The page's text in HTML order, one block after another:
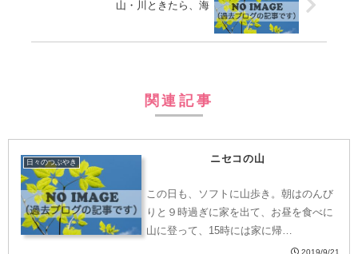
山・川ときたら、海
関連記事
日々のつぶやき ニセコの山
この日も、ソフトに山歩き。朝はのんび
りと９時過ぎに家を出て、お昼を食べに
山に登って、15時には家に帰…
2019/9/21